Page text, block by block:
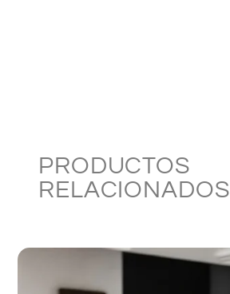
PRODUCTOS
RELACIONADOS